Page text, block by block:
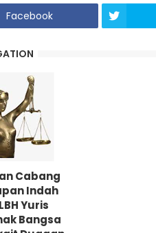
Facebook
Cabang
Indah
Yuris
Bangsa